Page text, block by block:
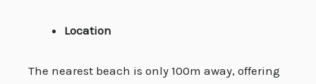
Location
The nearest beach is only 100m away, offering